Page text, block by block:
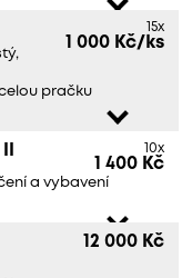
15x
1 000 Kč/ks
pračku
10x
1 400 Kč
a vybavení
12 000 Kč